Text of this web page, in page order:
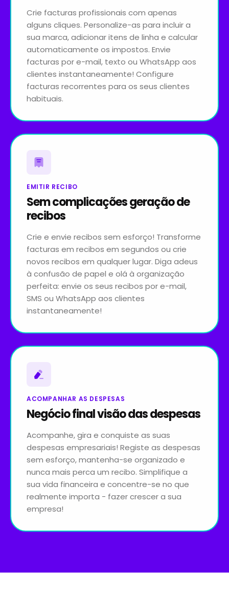
Crie facturas profissionais com apenas
alguns cliques. Personalize-as para incluir a
sua marca, adicionar itens de linha e calcular
automaticamente os impostos. Envie
facturas por e-mail, texto ou WhatsApp aos
clientes instantaneamente! Configure
facturas recorrentes para os seus clientes
habituais.
EMITIR RECIBO
Sem complicações geração de
recibos
Crie e envie recibos sem esforço! Transforme
facturas em recibos em segundos ou crie
novos recibos em qualquer lugar. Diga adeus
à confusão de papel e olá à organização
perfeita: envie os seus recibos por e-mail,
SMS ou WhatsApp aos clientes
instantaneamente!
ACOMPANHAR AS DESPESAS
Negócio final visão das despesas
Acompanhe, gira e conquiste as suas
despesas empresariais! Registe as despesas
sem esforço, mantenha-se organizado e
nunca mais perca um recibo. Simplifique a
sua vida financeira e concentre-se no que
realmente importa - fazer crescer a sua
empresa!